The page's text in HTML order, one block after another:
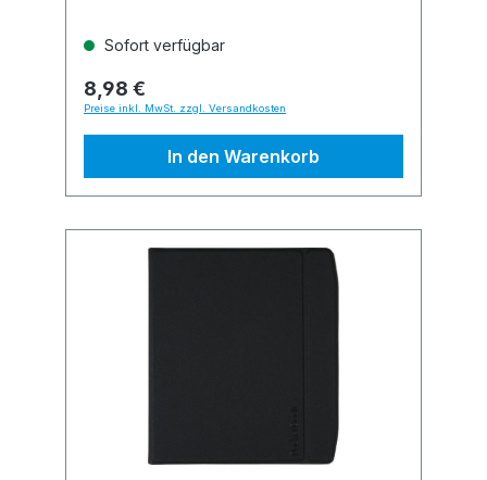
Sofort verfügbar
8,98 €
Preise inkl. MwSt. zzgl. Versandkosten
In den Warenkorb